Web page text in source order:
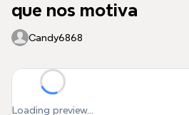
que nos motiva
Candy6868
Loading preview...